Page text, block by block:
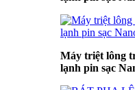
Máy triệt lông
lạnh pin sạc